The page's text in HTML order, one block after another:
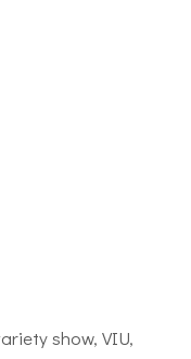
show,VIU,